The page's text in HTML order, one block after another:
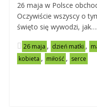
26 maja w Polsce
Oczywiście wszyscy o
święto się wywodzi,
26 maja , dzień matki ,
kobieta , miłość , serce